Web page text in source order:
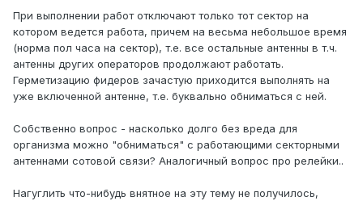
При выполнении работ отключают только тот сектор на
котором ведется работа, причем на весьма небольшое время
(норма пол часа на сектор), т.е. все остальные антенны в т.ч.
антенны других операторов продолжают работать.
Герметизацию фидеров зачастую приходится выполнять на
уже включенной антенне, т.е. буквально обниматься с ней.
Собственно вопрос - насколько долго без вреда для
организма можно "обниматься" с работающими секторными
антеннами сотовой связи? Аналогичный вопрос про релейки..
Нагуглить что-нибудь внятное на эту тему не получилось,